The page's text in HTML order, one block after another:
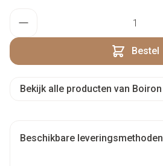
Bestel
Bekijk alle producten van Boiron
Beschikbare leveringsmethoden